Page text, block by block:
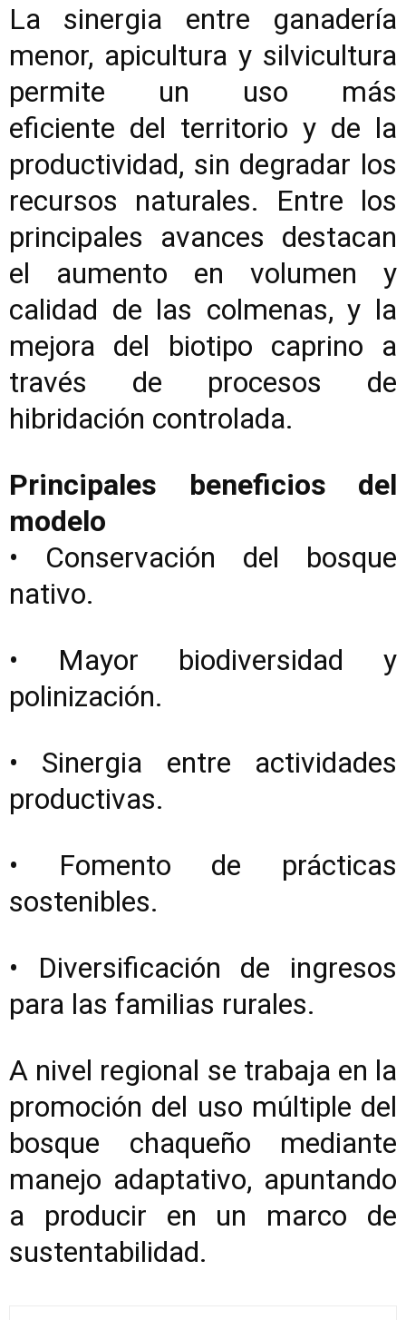
La sinergia entre ganadería
menor, apicultura y silvicultura
permite un uso más
eficiente del territorio y de la
productividad, sin degradar los
recursos naturales. Entre los
principales avances destacan
el aumento en volumen y
calidad de las colmenas, y la
mejora del biotipo caprino a
través de procesos de
hibridación controlada.
Principales beneficios del
modelo
• Conservación del bosque
nativo.
• Mayor biodiversidad y
polinización.
• Sinergia entre actividades
productivas.
• Fomento de prácticas
sostenibles.
• Diversificación de ingresos
para las familias rurales.
A nivel regional se trabaja en la
promoción del uso múltiple del
bosque chaqueño mediante
manejo adaptativo, apuntando
a producir en un marco de
sustentabilidad.